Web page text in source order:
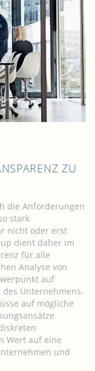
ZU
die Anforderungen
stark
nicht oder erst
dient daher im
für alle
Analyse von
auf
Unternehmens.
auf mögliche
Wert auf eine
und